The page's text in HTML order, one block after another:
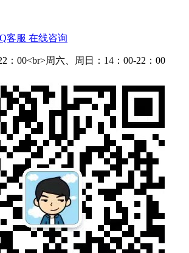
在线咨询
：00<br>周六、周日：14：00-22：00